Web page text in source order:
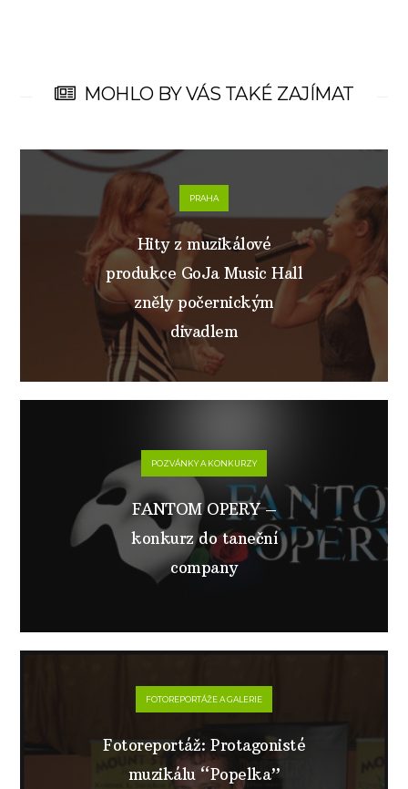
MOHLO BY VÁS TAKÉ ZAJÍMAT
PRAHA
Hity z muzikálové
produkce GoJa Music Hall
zněly počernickým
divadlem
POZVÁNKY A KONKURZY
FANTOM OPERY –
konkurz do taneční
company
FOTOREPORTÁŽE A GALERIE
Fotoreportáž: Protagonisté
muzikálu “Popelka”